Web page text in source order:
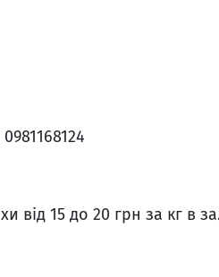
0981168124
від 15 до 20 грн за кг в